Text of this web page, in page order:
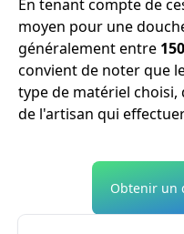
En tenant compte de
moyen pour une
généralement entre
convient de noter que
type de matériel choisi,
de l'artisan qui
Obtenir un